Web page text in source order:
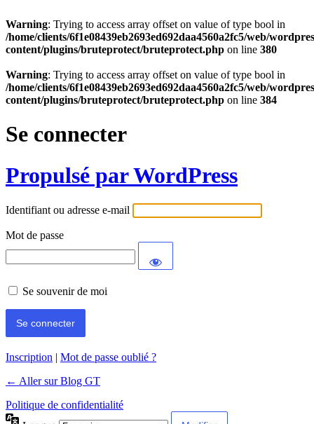
Warning: Trying to access array offset on value of type bool in
/home/clients/6f1e08439eb2693ed692daa4560a2fc5/web/
content/plugins/bruteprotect/bruteprotect.php on line 380
Warning: Trying to access array offset on value of type bool in
/home/clients/6f1e08439eb2693ed692daa4560a2fc5/web/
content/plugins/bruteprotect/bruteprotect.php on line 384
Se connecter
Propulsé par WordPress
Identifiant ou adresse e-mail
Mot de passe
Se souvenir de moi
Inscription | Mot de passe oublié ?
← Aller sur Blog GT
Politique de confidentialité